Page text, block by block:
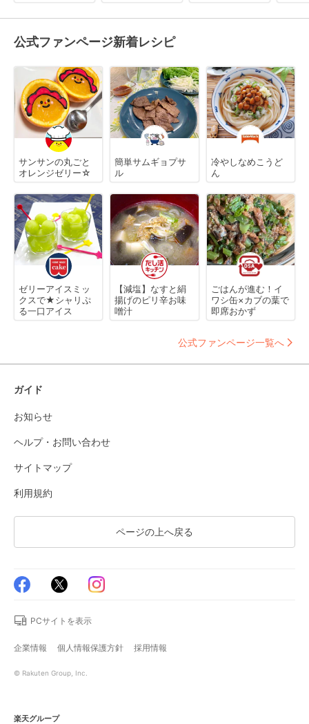
公式ファンページ新着レシピ
サンサンの丸ごと
オレンジゼリー☆
簡単サムギョプサ
ル
冷やしなめこうど
ん
ゼリーアイスミッ
クスで★シャリぷ
る一口アイス
【減塩】なすと絹
揚げのピリ辛お味
噌汁
ごはんが進む！イ
ワシ缶×カブの葉で
即席おかず
公式ファンページ一覧へ
ガイド
お知らせ
ヘルプ・お問い合わせ
サイトマップ
利用規約
ページの上へ戻る
PCサイトを表示
企業情報 個人情報保護方針 採用情報
© Rakuten Group, Inc.
楽天グループ